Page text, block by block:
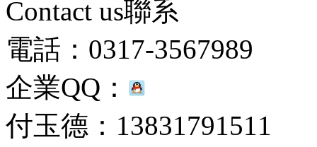
Contact us聯系
電話：0317-3567989
企業QQ：
付玉德：13831791511